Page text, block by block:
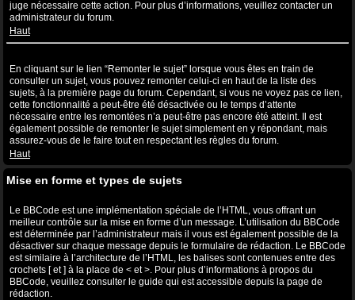
juge nécessaire cette action. Pour plus d’informations, veuillez contacter un
administrateur du forum.
Haut
En cliquant sur le lien “Remonter le sujet” lorsque vous êtes en train de
consulter un sujet, vous pouvez remonter celui-ci en haut de la liste des
sujets, à la première page du forum. Cependant, si vous ne voyez pas ce lien,
cette fonctionnalité a peut-être été désactivée ou le temps d’attente
nécessaire entre les remontées n’a peut-être pas encore été atteint. Il est
également possible de remonter le sujet simplement en y répondant, mais
assurez-vous de le faire tout en respectant les règles du forum.
Haut
Mise en forme et types de sujets
Le BBCode est une implémentation spéciale de l’HTML, vous offrant un
meilleur contrôle sur la mise en forme d’un message. L’utilisation du BBCode
est déterminée par l’administrateur mais il vous est également possible de la
désactiver sur chaque message depuis le formulaire de rédaction. Le BBCode
est similaire à l’architecture de l’HTML, les balises sont contenues entre des
crochets [ et ] à la place de < et >. Pour plus d’informations à propos du
BBCode, veuillez consulter le guide qui est accessible depuis la page de
rédaction.